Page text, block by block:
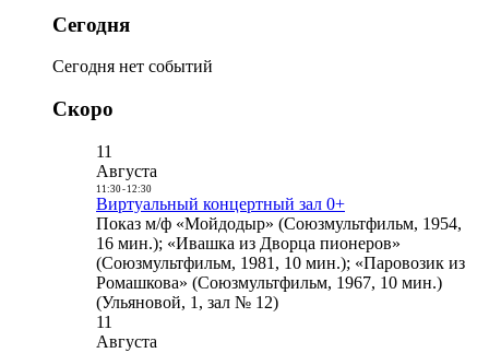
Сегодня
Сегодня нет событий
Скоро
11
Августа
11:30- 12:30
Виртуальный концертный зал 0+
Показ м/ф «Мойдодыр» (Союзмультфильм, 1954,
16 мин.); «Ивашка из Дворца пионеров»
(Союзмультфильм, 1981, 10 мин.); «Паровозик из
Ромашкова» (Союзмультфильм, 1967, 10 мин.)
(Ульяновой, 1, зал № 12)
11
Августа